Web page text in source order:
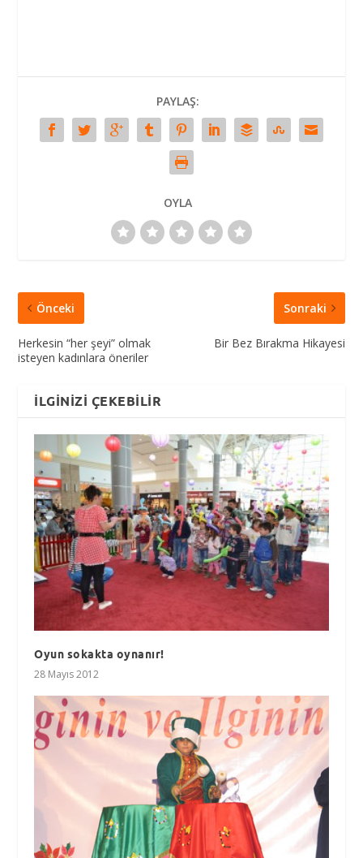
PAYLAŞ:
OYLA
Önceki
Herkesin “her şeyi” olmak
isteyen kadınlara öneriler
Sonraki
Bir Bez Bırakma Hikayesi
İLGINIZI ÇEKEBILIR
Oyun sokakta oynanır!
28 Mayıs 2012